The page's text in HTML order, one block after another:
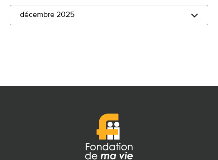
décembre 2025